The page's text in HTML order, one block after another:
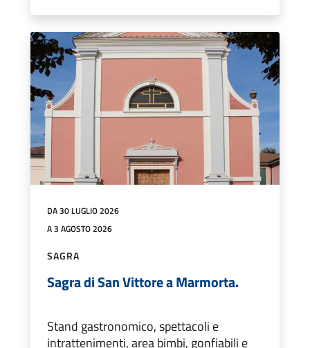
DA 30 LUGLIO 2026
A 3 AGOSTO 2026
SAGRA
Sagra di San Vittore a Marmorta.
Stand gastronomico, spettacoli e
intrattenimenti, area bimbi, gonfiabili e